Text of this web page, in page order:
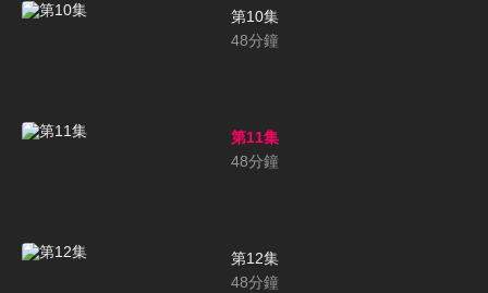
第10集
48分鐘
第11集
48分鐘
第12集
48分鐘